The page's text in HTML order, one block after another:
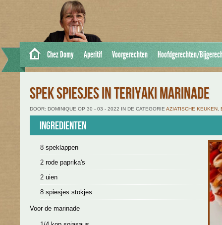
Chez Domy Aperitif Voorgerechten Hoofdgerechten/
SPEK SPIESJES IN TERIYAKI MARINADE
DOOR: DOMINIQUE OP 30 - 03 - 2022 IN DE CATEGORIE AZIATISCHE KEUKEN
Ingredienten
8 speklappen
2 rode paprika's
2 uien
8 spiesjes stokjes
Voor de marinade